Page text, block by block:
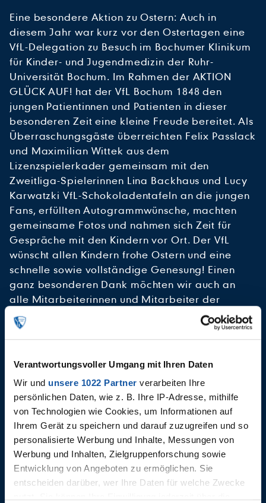
Verantwortungsvoller Umgang mit Ihren Daten
Wir und unsere 1022 Partner verarbeiten Ihre
persönlichen Daten, wie z. B. Ihre IP-Adresse, mithilfe
von Technologien wie Cookies, um Informationen auf
Ihrem Gerät zu speichern und darauf zuzugreifen und so
personalisierte Werbung und Inhalte, Messungen von
Werbung und Inhalten, Zielgruppenforschung sowie
Entwicklung von Angeboten zu ermöglichen. Sie
entscheiden darüber, wer Ihre Daten für welche Zwecke
Eine besondere Aktion zu Ostern: Auch in
diesem Jahr war kurz vor den Ostertagen eine
VfL-Delegation zu Besuch im Bochumer Klinikum
für Kinder- und Jugendmedizin der Ruhr-
Universität Bochum. Im Rahmen der AKTION
GLÜCK AUF! hat der VfL Bochum 1848 den
jungen Patientinnen und Patienten in dieser
besonderen Zeit eine kleine Freude bereitet. Als
Überraschungsgäste überreichten Felix Passlack
und Maximilian Wittek aus dem
Lizenzspielerkader gemeinsam mit den
Zweitliga-Spielerinnen Lina Backhaus und Lucy
Karwatzki VfL-Schokoladentafeln an die jungen
Fans, erfüllten Autogrammwünsche, machten
gemeinsame Fotos und nahmen sich Zeit für
Gespräche mit den Kindern vor Ort. Der VfL
wünscht allen Kindern frohe Ostern und eine
schnelle sowie vollständige Genesung! Einen
ganz besonderen Dank möchten wir auch an
alle Mitarbeiterinnen und Mitarbeiter der
Kinderklinik sowie der anderen Bochumer
Krankenhäuser und Pflegeeinrichtungen richten,
die unermüdlich im Einsatz sind und
unglaubliche Arbeit leisten.
AKTUELLE PLAYLIST: VFL-
OSTERBESUCH IN BOCHUMER
KINDERKLINIK